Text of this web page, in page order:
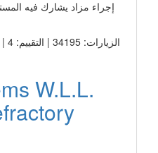
إجراء مزاد يشارك فيه
الزيارات: 34195 | التقييم: 4 | المقيّمين: 1 | المدينة
W.L.L.